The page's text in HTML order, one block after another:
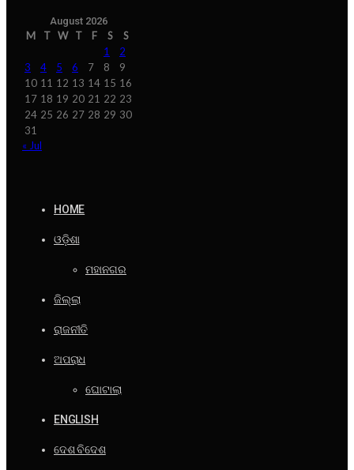
August 2026
M T W T F S
S
1
2
3
4 5 6 7 8
9
10 11 12 13 14 15 16
17 18 19 20 21 22 23
24 25 26 27 28 29 30
31
« Jul
HOME
ଓଡ଼ିଶା
ମହାନଗର
ଜିଲ୍ଲା
ରାଜନୀତି
ଅପରାଧ
ଘୋଟାଲା
ENGLISH
ଦେଶ ବିଦେଶ